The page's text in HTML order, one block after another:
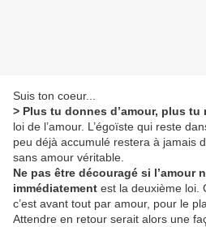
Suis ton coeur...
> Plus tu donnes d’amour, plus tu
loi de l’amour. L’égoïste qui reste
peu déjà accumulé restera à jamais
sans amour véritable.
Ne pas être découragé si l’amour
immédiatement est la deuxième loi.
c’est avant tout par amour, pour le
Attendre en retour serait alors une